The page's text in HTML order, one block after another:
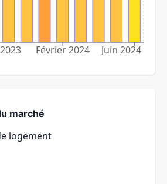
Février 2024 Juin 2024
marché
logement